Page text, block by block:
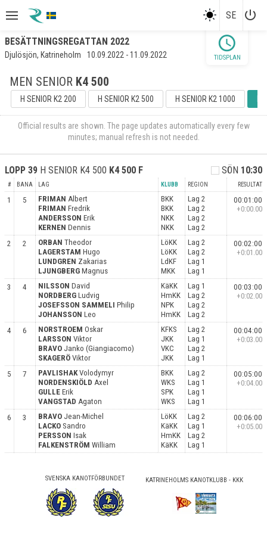
SE power_settings_new
BESÄTTNINGSREGATTAN 2022
Djulösjön, Katrineholm 10.09.2022 - 11.09.2022
MEN SENIOR K4 500
H SENIOR K2 200 H SENIOR K2 500 H SENIOR K2 1000
schedule
TIDSPLAN
Official results are shown. The page updates automatically every few
minutes; manual refresh is not needed.
LOPP 39 H SENIOR K4 500 K4 500 F SÖN 10:30
# BANA LAG KLUBB REGION RESULTAT
1 5 FRIMAN Albert
FRIMAN Fredrik
ANDERSSON Erik
KERNEN Dennis
BKK
BKK
NKK
NKK
Lag 2
Lag 2
Lag 2
Lag 2
00:01:00
+0:00.00
2 2 ORBAN Theodor
LAGERSTAM Hugo
LUNDGREN Zakarias
LJUNGBERG Magnus
LöKK
LöKK
LdKF
MKK
Lag 2
Lag 2
Lag 1
Lag 1
00:02:00
+0:01.00
3 4 NILSSON David
NORDBERG Ludvig
JOSEFSSON SAMMELI Philip
JOHANSSON Leo
KäKK
HmKK
NPK
HmKK
Lag 1
Lag 2
Lag 2
Lag 2
00:03:00
+0:02.00
4 6 NORSTROEM Oskar
LARSSON Viktor
BRAVO Janko (Giangiacomo)
SKAGERÖ Viktor
KFKS
JKK
VKC
JKK
Lag 2
Lag 1
Lag 2
Lag 1
00:04:00
+0:03.00
5 7 PAVLISHAK Volodymyr
NORDENSKIÖLD Axel
GULLE Erik
VANGSTAD Agaton
BKK
WKS
SPK
WKS
Lag 2
Lag 1
Lag 1
Lag 1
00:05:00
+0:04.00
6 3 BRAVO Jean-Michel
LACKO Sandro
PERSSON Isak
FALKENSTRÖM William
LöKK
KäKK
HmKK
KäKK
Lag 2
Lag 1
Lag 2
Lag 1
00:06:00
+0:05.00
SVENSKA KANOTFÖRBUNDET KATRINEHOLMS KANOTKLUBB - KKK